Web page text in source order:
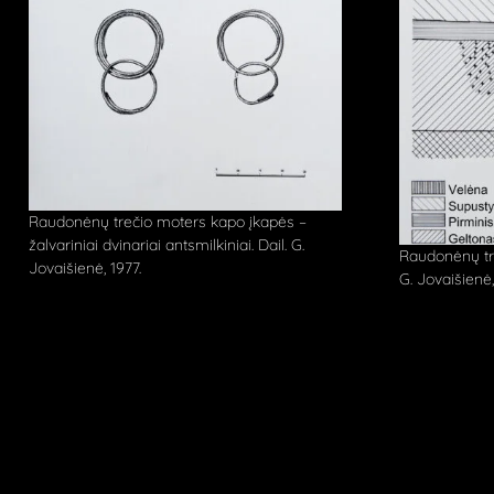
Raudonėnų trečio moters kapo įkapės –
žalvariniai dvinariai antsmilkiniai. Dail. G.
Jovaišienė, 1977.
Raudonėnų
G. Jovaišienė,